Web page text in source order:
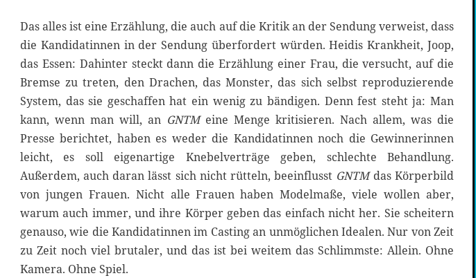
Das alles ist eine Erzählung, die auch auf die Kritik an der Sendung verweist, dass
die Kandidatinnen in der Sendung überfordert würden. Heidis Krankheit, Joop,
das Essen: Dahinter steckt dann die Erzählung einer Frau, die versucht, auf die
Bremse zu treten, den Drachen, das Monster, das sich selbst reproduzierende
System, das sie geschaffen hat ein wenig zu bändigen. Denn fest steht ja: Man
kann, wenn man will, an GNTMeine Menge kritisieren. Nach allem, was die
Presse berichtet, haben es weder die Kandidatinnen noch die Gewinnerinnen
leicht, es soll eigenartige Knebelverträge geben, schlechte Behandlung.
Außerdem, auch daran lässt sich nicht rütteln, beeinflusst GNTMdas Körperbild
von jungen Frauen. Nicht alle Frauen haben Modelmaße, viele wollen aber,
warum auch immer, und ihre Körper geben das einfach nicht her. Sie scheitern
genauso, wie die Kandidatinnen im Casting an unmöglichen Idealen. Nur von Zeit
zu Zeit noch viel brutaler, und das ist bei weitem das Schlimmste: Allein. Ohne
Kamera. Ohne Spiel.